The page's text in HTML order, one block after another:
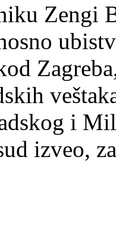
Zengi
i
izveo,